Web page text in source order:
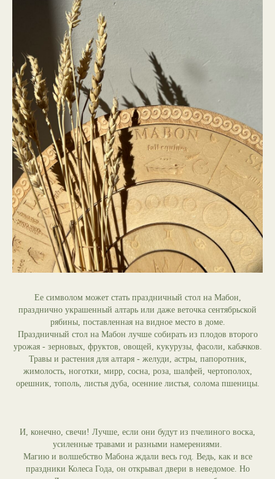
Ее символом может стать праздничный стол на Мабон,
празднично украшенный алтарь или даже веточка сентябрьской
рябины, поставленная на видное место в доме.
Праздничный стол на Мабон лучше собирать из плодов второго
урожая - зерновых, фруктов, овощей, кукурузы, фасоли, кабачков.
Травы и растения для алтаря - желуди, астры, папоротник,
жимолость, ноготки, мирр, сосна, роза, шалфей, чертополох,
орешник, тополь, листья дуба, осенние листья, солома пшеницы.
И, конечно, свечи! Лучше, если они будут из пчелиного воска,
усиленные травами и разными намерениями.
Магию и волшебство Мабона ждали весь год. Ведь, как и все
праздники Колеса Года, он открывал двери в неведомое. Но